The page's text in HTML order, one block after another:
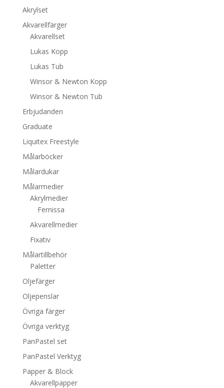
Akrylset
Akvarellfärger
Akvarellset
Lukas Kopp
Lukas Tub
Winsor & Newton Kopp
Winsor & Newton Tub
Erbjudanden
Graduate
Liquitex Freestyle
Målarböcker
Målardukar
Målarmedier
Akrylmedier
Fernissa
Akvarellmedier
Fixativ
Målartillbehör
Paletter
Oljefärger
Oljepenslar
Övriga färger
Övriga verktyg
PanPastel set
PanPastel Verktyg
Papper & Block
Akvarellpapper